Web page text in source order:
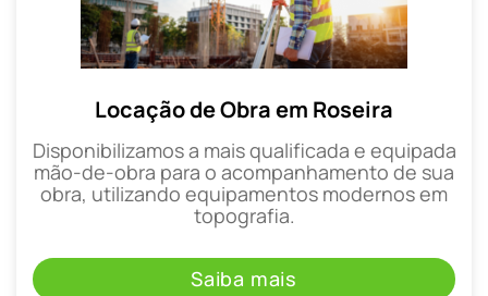
Locação de Obra em Roseira
Disponibilizamos a mais qualificada e equipada
mão-de-obra para o acompanhamento de sua
obra, utilizando equipamentos modernos em
topografia.
Saiba mais